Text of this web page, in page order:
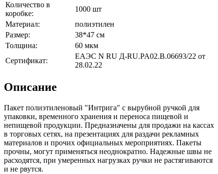
Количество в
коробке:
1000 шт
Материал:
полиэтилен
Размер:
38*47 см
Толщина:
60 мкм
Сертификат:
ЕАЭС N RU Д-RU.PA02.B.06693/22 от
28.02.22
Описание
Пакет полиэтиленовый "Интрига" с вырубной ручкой для
упаковки, временного хранения и переноса пищевой и
непищевой продукции. Предназначены для продажи на кассах
в торговых сетях, на презентациях для раздачи рекламных
материалов и прочих официальных мероприятиях. Пакеты
прочны, могут применяться неоднократно. Надежные швы не
расходятся, при умеренных нагрузках ручки не растягиваются
и не рвутся.